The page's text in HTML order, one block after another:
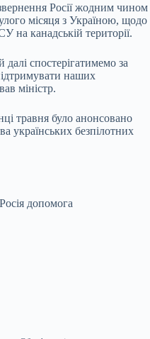
Росії жодним чином
місяця з Україною, щодо
на канадській території.
спостерігатимемо за
наших
міністр.
травня було анонсовано
українських безпілотних
допомога